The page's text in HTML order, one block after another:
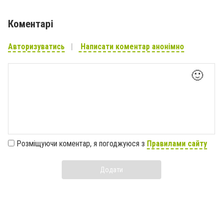
Коментарі
Авторизуватись Написати коментар анонімно
🙂
Розміщуючи коментар, я погоджуюся з Правилами сайту
Додати